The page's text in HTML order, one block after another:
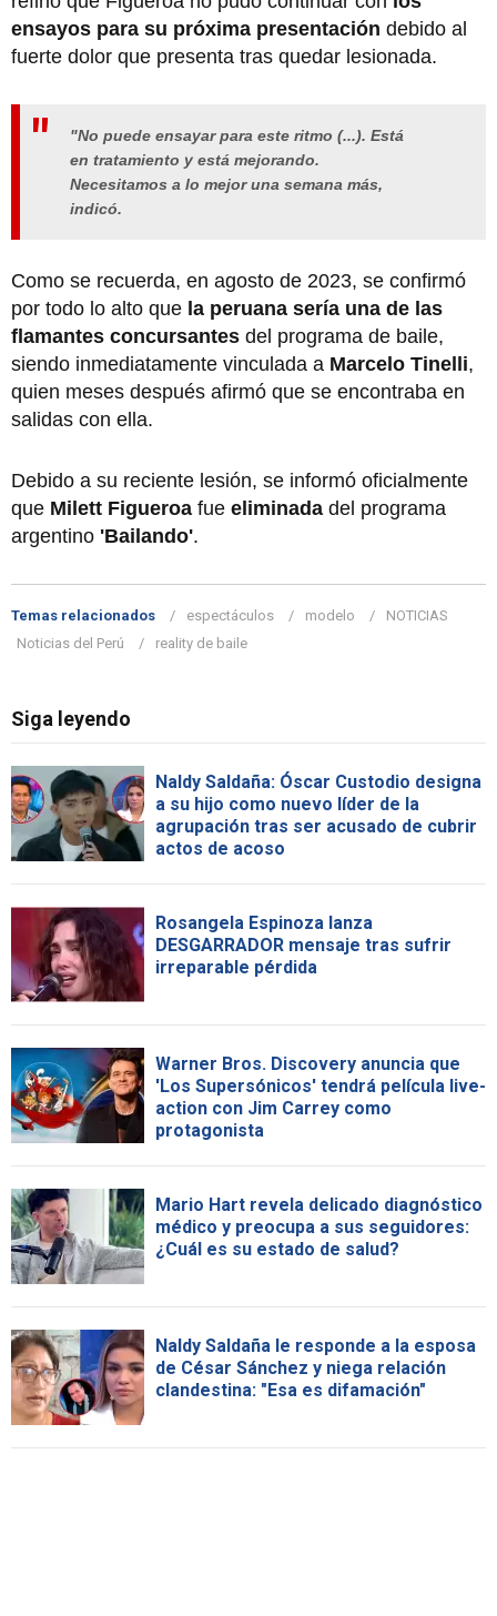
ensayos para su próxima presentación debido al
fuerte dolor que presenta tras quedar lesionada.
"No puede ensayar para este ritmo (...). Está
en tratamiento y está mejorando.
Necesitamos a lo mejor una semana más,
indicó.
Como se recuerda, en agosto de 2023, se confirmó
por todo lo alto que la peruana sería una de las
flamantes concursantes del programa de baile,
siendo inmediatamente vinculada a Marcelo Tinelli,
quien meses después afirmó que se encontraba en
salidas con ella.
Debido a su reciente lesión, se informó oficialmente
que Milett Figueroa fue eliminada del programa
argentino 'Bailando'.
Temas relacionados espectáculos modelo
NOTICIAS
Noticias del Perú
reality de baile
Siga leyendo
Naldy Saldaña: Óscar Custodio designa
a su hijo como nuevo líder de la
agrupación tras ser acusado de cubrir
actos de acoso
Rosangela Espinoza lanza
DESGARRADOR mensaje tras sufrir
irreparable pérdida
Warner Bros. Discovery anuncia que
'Los Supersónicos' tendrá película live-
action con Jim Carrey como
protagonista
Mario Hart revela delicado diagnóstico
médico y preocupa a sus seguidores:
¿Cuál es su estado de salud?
Naldy Saldaña le responde a la esposa
de César Sánchez y niega relación
clandestina: "Esa es difamación"